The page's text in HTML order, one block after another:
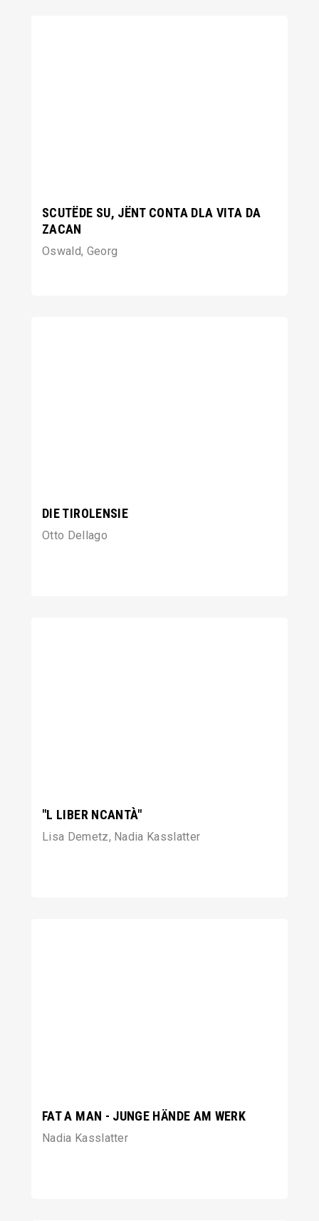
SCUTËDE SU, JËNT CONTA DLA VITA DA
ZACAN
Oswald, Georg
DIE TIROLENSIE
Otto Dellago
"L LIBER NCANTÀ"
Lisa Demetz, Nadia Kasslatter
FAT A MAN - JUNGE HÄNDE AM WERK
Nadia Kasslatter